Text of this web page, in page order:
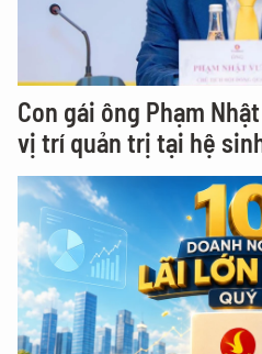
Con gái ông Phạm
vị trí quản trị tại hệ